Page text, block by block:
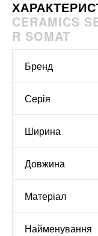
CERAMICS
R SOMAT
Бренд
Серія
Ширина
Довжина
Матеріал
Найменування